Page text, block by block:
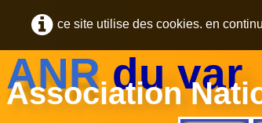
ce site utilise des cookies. en
ANRdu var
Association